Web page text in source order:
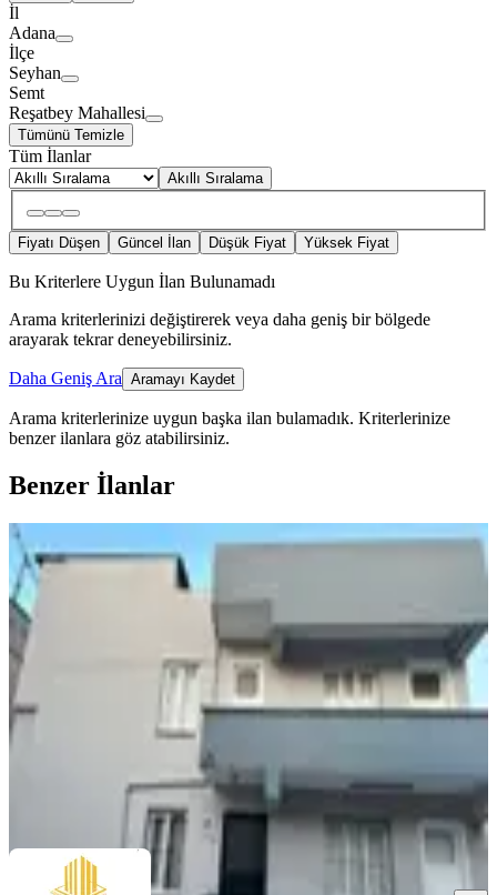
İl
Adana
İlçe
Seyhan
Semt
Reşatbey Mahallesi
Tümünü Temizle
Tüm İlanlar
Akıllı Sıralama
Fiyatı Düşen Güncel İlan Düşük Fiyat Yüksek Fiyat
Bu Kriterlere Uygun İlan Bulunamadı
Arama kriterlerinizi değiştirerek veya daha geniş bir bölgede
arayarak tekrar deneyebilirsiniz.
Daha Geniş Ara Aramayı Kaydet
Arama kriterlerinize uygun başka ilan bulamadık. Kriterlerinize
benzer ilanlara göz atabilirsiniz.
Benzer İlanlar
Sağlam'dan Hadırlı Merkezde 4 +1
Seyhan, Hadırlı Mahallesi
200 m²·20.05.2026
155.000 ₺
SAĞLAM YAPI GAYRİMENKUL Ercan SAĞLAM